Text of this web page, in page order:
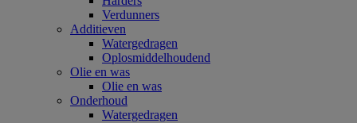
Verdunners
Additieven
Watergedragen
Oplosmiddelhoudend
Olie en was
Olie en was
Onderhoud
Watergedragen